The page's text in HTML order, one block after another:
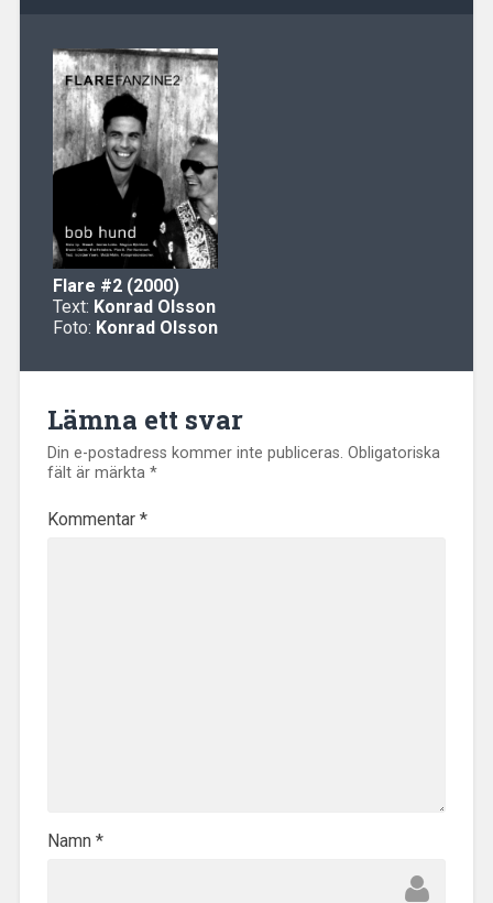
Flare #2 (2000)
Text: Konrad Olsson
Foto: Konrad Olsson
Lämna ett svar
Din e-postadress kommer inte publiceras. Obligatoriska
fält är märkta *
Kommentar *
Namn *